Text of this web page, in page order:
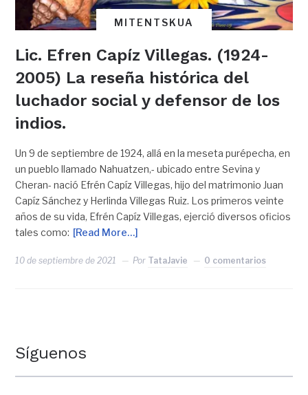
MITENTSKUA
Lic. Efren Capíz Villegas. (1924-
2005) La reseña histórica del
luchador social y defensor de los
indios.
Un 9 de septiembre de 1924, allá en la meseta purépecha, en
un pueblo llamado Nahuatzen,- ubicado entre Sevina y
Cheran- nació Efrén Capíz Villegas, hijo del matrimonio Juan
Capíz Sánchez y Herlinda Villegas Ruiz. Los primeros veinte
años de su vida, Efrén Capíz Villegas, ejerció diversos oficios
tales como: [Read More…]
10 de septiembre de 2021 Por TataJavie 0 comentarios
Síguenos